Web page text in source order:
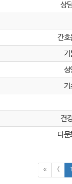
상
간호
기
성
기
건
다문
« < 1